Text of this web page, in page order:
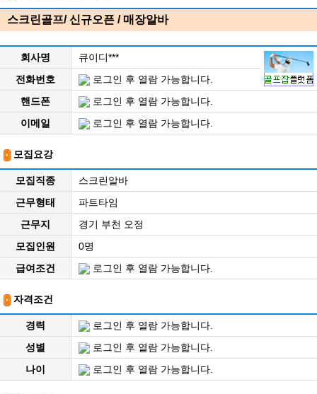
스크린골프/ 신규오픈 / 매장알바
회사명
큐이디***
전화번호
로그인 후 열람 가능합니다.
핸드폰
로그인 후 열람 가능합니다.
이메일
로그인 후 열람 가능합니다.
모집요강
모집직종
스크린알바
근무형태
파트타임
근무지
경기 부천 오정
모집인원
0명
급여조건
로그인 후 열람 가능합니다.
자격조건
경력
로그인 후 열람 가능합니다.
성별
로그인 후 열람 가능합니다.
나이
로그인 후 열람 가능합니다.